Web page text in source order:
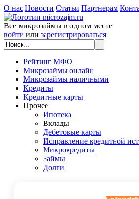
О нас Новости Статьи Партнерам
Все микрозаймы в одном месте
войти или зарегистрироваться
Рейтинг МФО
Микрозаймы онлайн
Микрозаймы наличными
Кредиты
Кредитные карты
Прочее
Ипотека
Вклады
Дебетовые карты
Исправление кредитной
Микрокредиты
Займы
Долги